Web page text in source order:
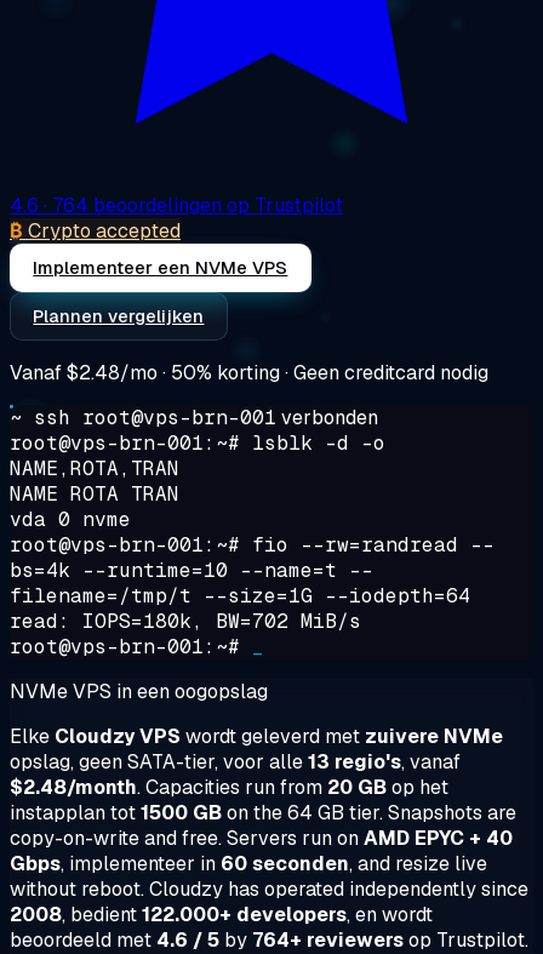
4.6 · 764 beoordelingen op Trustpilot
₿ Crypto accepted
Implementeer een NVMe VPS
Plannen vergelijken
Vanaf$2.48/mo · 50% korting · Geen creditcard nodig
~ ssh root@vps-brn-001 verbonden
root@vps-brn-001:~# lsblk -d -o
NAME,ROTA,TRAN
NAME ROTA TRAN
vda 0 nvme
root@vps-brn-001:~# fio --rw=randread --
bs=4k --runtime=10 --name=t --
filename=/tmp/t --size=1G --iodepth=64
read: IOPS=180k, BW=702 MiB/s
root@vps-brn-001:~#
NVMe VPS in een oogopslag
Elke Cloudzy VPS wordt geleverd met zuivere NVMe
opslag, geen SATA-tier, voor alle13 regio's, vanaf
$2.48/month. Capacities run from 20 GBop het
instapplan tot1500 GBon the 64 GB tier. Snapshots are
copy-on-write and free. Servers run onAMD EPYC + 40
Gbps, implementeer in 60 seconden, and resize live
without reboot. Cloudzy has operated independently since
2008, bedient122.000+ developers, en wordt
beoordeeld met 4.6 / 5 by 764+ reviewersop Trustpilot.